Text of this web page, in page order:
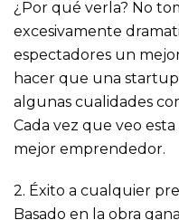
¿Por qué verla? No
excesivamente
espectadores un
hacer que una
algunas cualidades
Cada vez que veo
mejor emprendedor.
2. Éxito a cualquier
Basado en la obra